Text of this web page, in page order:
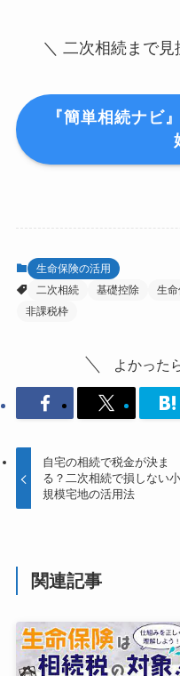
＼ 二次相続まで
『簡単相続ナビ
生命保険の活用
二次相続
基礎控除 生
非課税枠
よかった
自宅の相続で税金が決ま
る？二次相続で損しない小
規模宅地の活用法
関連記事